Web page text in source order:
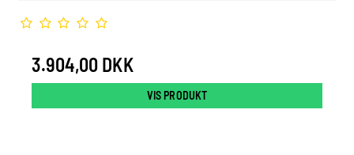
3.904,00 DKK
VIS PRODUKT